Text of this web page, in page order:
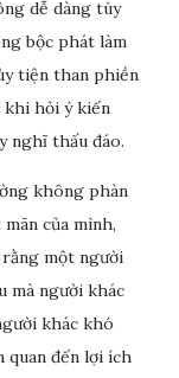
dễ dàng tùy
bộc phát làm
tiện than phiền
khi hỏi ý kiến
nghĩ thấu đáo.
không phàn
của mình,
rằng một người
mà người khác
khác khó
quan đến lợi ích